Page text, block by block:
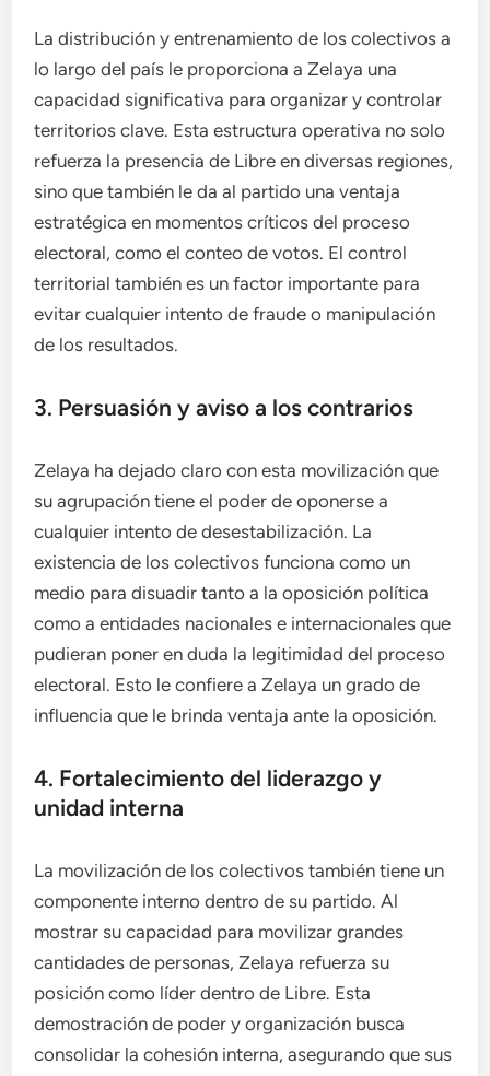
La distribución y entrenamiento de los colectivos a
lo largo del país le proporciona a Zelaya una
capacidad significativa para organizar y controlar
territorios clave. Esta estructura operativa no solo
refuerza la presencia de Libre en diversas regiones,
sino que también le da al partido una ventaja
estratégica en momentos críticos del proceso
electoral, como el conteo de votos. El control
territorial también es un factor importante para
evitar cualquier intento de fraude o manipulación
de los resultados.
3. Persuasión y aviso a los contrarios
Zelaya ha dejado claro con esta movilización que
su agrupación tiene el poder de oponerse a
cualquier intento de desestabilización. La
existencia de los colectivos funciona como un
medio para disuadir tanto a la oposición política
como a entidades nacionales e internacionales que
pudieran poner en duda la legitimidad del proceso
electoral. Esto le confiere a Zelaya un grado de
influencia que le brinda ventaja ante la oposición.
4. Fortalecimiento del liderazgo y
unidad interna
La movilización de los colectivos también tiene un
componente interno dentro de su partido. Al
mostrar su capacidad para movilizar grandes
cantidades de personas, Zelaya refuerza su
posición como líder dentro de Libre. Esta
demostración de poder y organización busca
consolidar la cohesión interna, asegurando que sus